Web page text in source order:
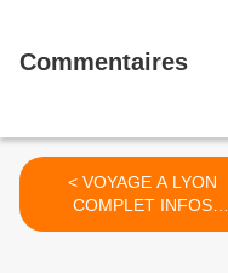
Commentaires
< VOYAGE A LYON
COMPLET INFOS
IMPORTANTES